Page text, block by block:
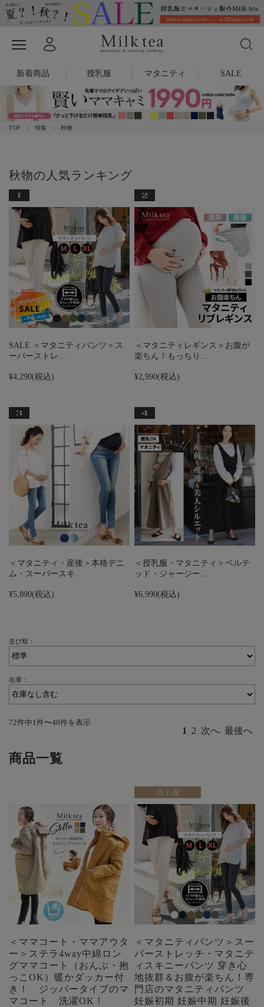
新着商品 授乳服 マタニティ SALE
TOP 特集 秋物
秋物の人気ランキング
SALE ＜マタニティパンツ＞ス
ーパーストレ…
¥4,290(税込)
＜マタニティレギンス＞お腹が
楽ちん！もっちり…
¥2,990(税込)
＜マタニティ・産後＞本格デニ
ム・スーパースキ…
¥5,890(税込)
＜授乳服・マタニティ＞ベルテ
ッド・ジャージー…
¥6,990(税込)
並び順：
在庫：
72件中1件〜40件を表示
1 2 次へ 最後へ
商品一覧
＜ママコート・ママアウタ
ー＞ステラ4way中綿ロン
グママコート（おんぶ・抱
っこOK）暖かダッカー付
き！ ジッパータイプのマ
マコート 洗濯OK！
＜マタニティパンツ＞スー
パーストレッチ・マタニテ
ィスキニーパンツ 穿き心
地抜群＆お腹が楽ちん！専
門店のマタニティパンツ
妊娠初期 妊娠中期 妊娠後